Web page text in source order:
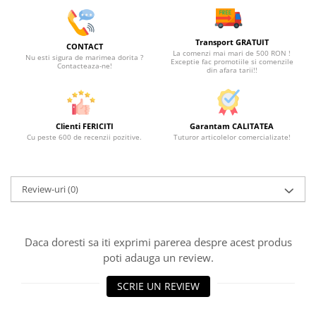
CONTACT
Nu esti sigura de marimea dorita ?
Contacteaza-ne!
Transport GRATUIT
La comenzi mai mari de 500 RON !
Exceptie fac promotiile si comenzile
din afara tarii!!
Clienti FERICITI
Cu peste 600 de recenzii pozitive.
Garantam CALITATEA
Tuturor articolelor comercializate!
Review-uri(0)
Daca doresti sa iti exprimi parerea despre acest produs
poti adauga un review.
SCRIE UN REVIEW